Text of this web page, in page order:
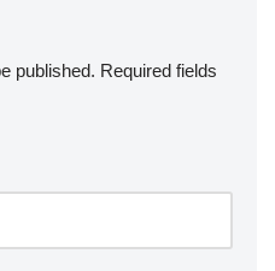
published. Required fields